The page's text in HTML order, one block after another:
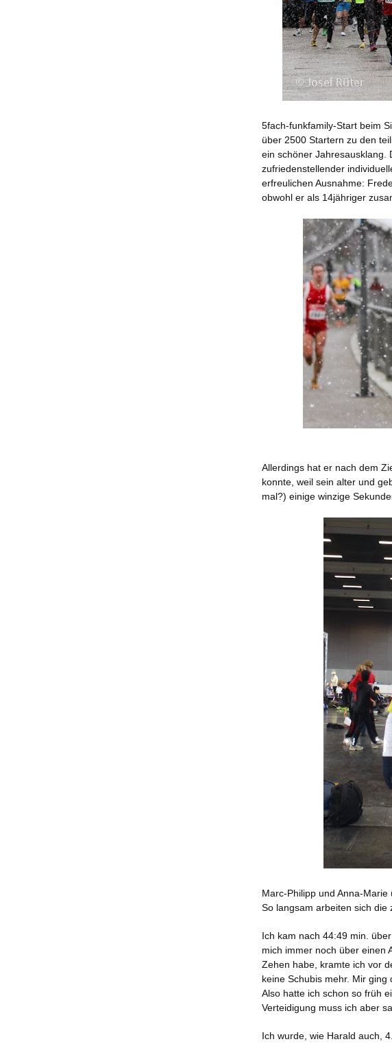
5fach-funkfamily-Start beim
über 2500 Startern zu den
ein schöner Jahresausklang.
zufriedenstellender
erfreulichen Ausnahme:
obwohl er als 14jähriger
Allerdings hat er nach dem
konnte, weil sein alter und
mal?) einige winzige
Marc-Philipp und Anna-
So langsam arbeiten sich die
Ich kam nach 44:49 min.
mich immer noch über einen
Zehen habe, kramte ich vor
keine Schubis mehr. Mir
Also hatte ich schon so früh
Verteidigung muss ich aber
Ich wurde, wie Harald auch,